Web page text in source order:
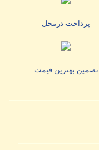
پرداخت درمحل
تضمین بهترین قیمت